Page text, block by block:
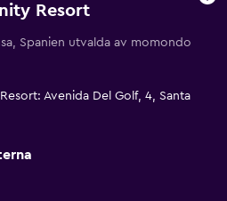
Resort
Spanien utvalda av momondo
Avenida Del Golf, 4, Santa